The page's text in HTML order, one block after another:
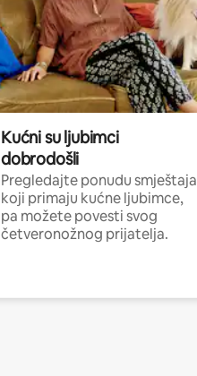
Kućni su ljubimci
dobrodošli
Pregledajte ponudu smještaja
koji primaju kućne ljubimce,
pa možete povesti svog
četveronožnog prijatelja.